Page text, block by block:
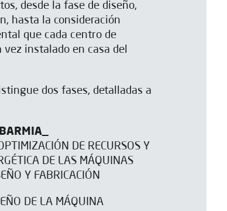
desde la fase de diseño,
hasta la consideración
que cada centro de
instalado en casa del
dos fases, detalladas a
DE RECURSOS Y
DE LAS MÁQUINAS
Y FABRICACIÓN
DE LA MÁQUINA